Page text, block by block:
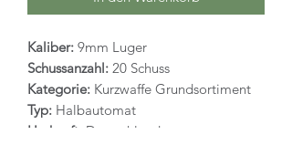
Kaliber: 9mm Luger
Schussanzahl: 20 Schuss
Kategorie: Kurzwaffe Grundsortiment
Typ: Halbautomat
Herkunft: Deutschland